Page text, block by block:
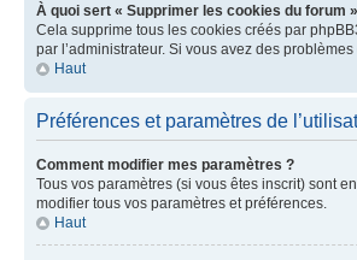
À quoi sert « Supprimer les cookies du forum
Cela supprime tous les cookies créés par
par l’administrateur. Si vous avez des
Haut
Préférences et paramètres de
Comment modifier mes paramètres ?
Tous vos paramètres (si vous êtes inscrit) sont
modifier tous vos paramètres et préférences.
Haut